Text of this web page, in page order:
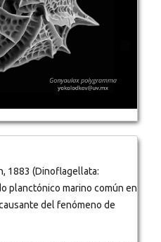
1883 (Dinoflagellata:
planctónico marino común en
del fenómeno de